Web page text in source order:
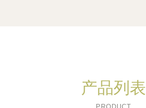
产品列表